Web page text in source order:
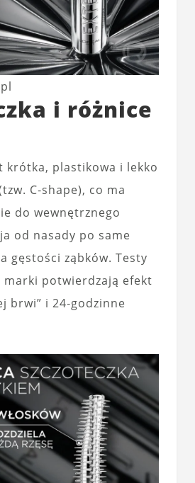
i różnice
krótka, plastikowa i lekko
C‑shape), co ma
do wewnętrznego
od nasady po same
gęstości ząbków. Testy
potwierdzają efekt
brwi” i 24‑godzinne